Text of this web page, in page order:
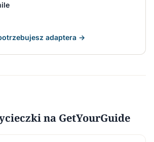
adaptera →
na GetYourGuide